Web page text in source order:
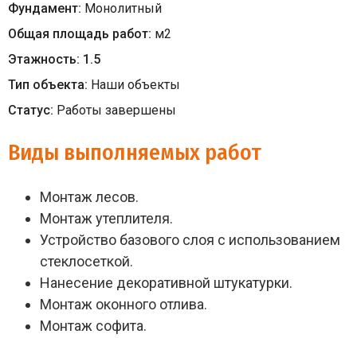
Фундамент: Монолитный
Общая площадь работ: м2
Этажность: 1.5
Тип объекта: Наши объекты
Статус: Работы завершены
Виды выполняемых работ
Монтаж лесов.
Монтаж утеплителя.
Устройство базового слоя с использованием
стеклосеткой.
Нанесение декоративной штукатурки.
Монтаж оконного отлива.
Монтаж софита.